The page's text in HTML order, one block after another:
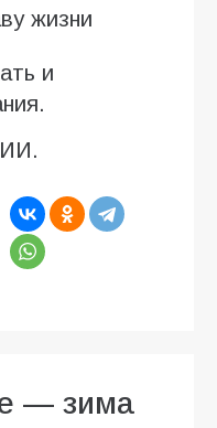
жизни
и
ИИ.
— зима